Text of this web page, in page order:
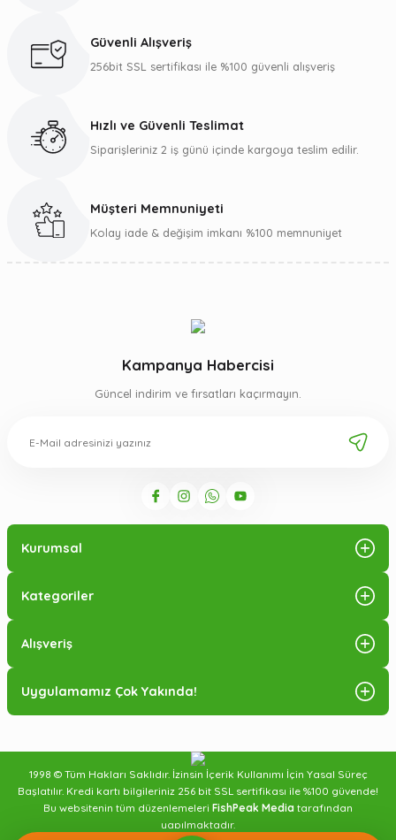
Ürün bilgilerinde hatalar bulunuyor.
Gönder
Güvenli Alışveriş
256bit SSL sertifikası ile %100 güvenli alışveriş
Hızlı ve Güvenli Teslimat
Siparişleriniz 2 iş günü içinde kargoya teslim edilir.
Müşteri Memnuniyeti
Kolay iade & değişim imkanı %100 memnuniyet
Kampanya Habercisi
Güncel indirim ve fırsatları kaçırmayın.
Kurumsal
Kategoriler
Alışveriş
Uygulamamız Çok Yakında!
1998 © Tüm Hakları Saklıdır. İzinsin İçerik Kullanımı İçin Yasal Süreç
Başlatılır. Kredi kartı bilgileriniz 256 bit SSL sertifikası ile %100 güvende!
Bu websitenin tüm düzenlemeleri FishPeak Media tarafından
yapılmaktadır.